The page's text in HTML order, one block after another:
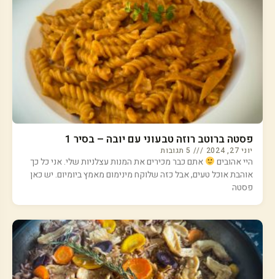
פסטה ברוטב רוזה טבעוני עם יובה – בסיר 1
יוני 27, 2024
היי אהובים
אתם כבר מכירים את המנות עצלניות שלי. אני כל כך
אוהבת אוכל טעים, אבל כזה שלוקח מינימום מאמץ ביומיום. יש כאן
פסטה